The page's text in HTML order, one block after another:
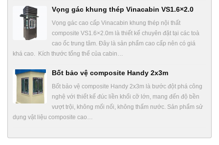
Vọng gác khung thép Vinacabin VS1.6×2.0
Vọng gác cao cấp Vinacabin khung thép nội thất
composite VS1.6×2.0m là thiết kế chuyên đặt tại các toà
cao ốc trung tâm. Đây là sản phẩm cao cấp nên có giá
khá cao. Kích thước tổng thể của cabin…
Bốt bảo vệ composite Handy 2x3m
Bốt bảo vệ composite Handy 2x3m là bước đột phá công
nghệ với thiết kế đúc liền khối cỡ lớn, mang đến độ bền
vượt trội, không mối nối, không thấm nước. Sản phẩm sử
dụng vật liệu composite cao…